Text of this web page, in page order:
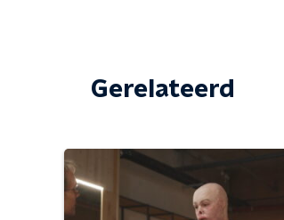
Gerelateerd